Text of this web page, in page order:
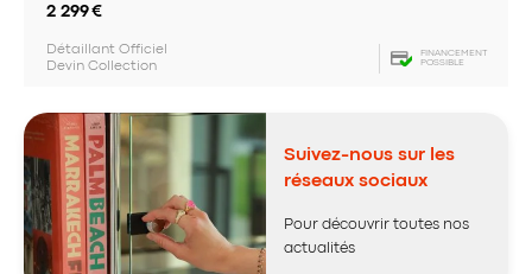
2 299€
Détaillant Officiel
Devin Collection
FINANCEMENT
POSSIBLE
Suivez-nous sur les
réseaux sociaux
Pour découvrir toutes nos
actualités